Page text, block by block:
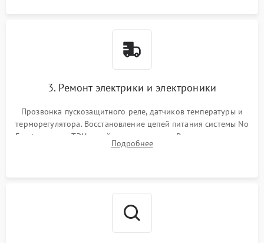
3. Ремонт электрики и электроники
Прозвонка пускозащитного реле, датчиков температуры и
терморегулятора. Восстановление цепей питания системы No
Frost, включая ТЭН оттайки и вентилятор. Ремонт или замена
платы управления при сбоях алгоритмов.
Подробнее